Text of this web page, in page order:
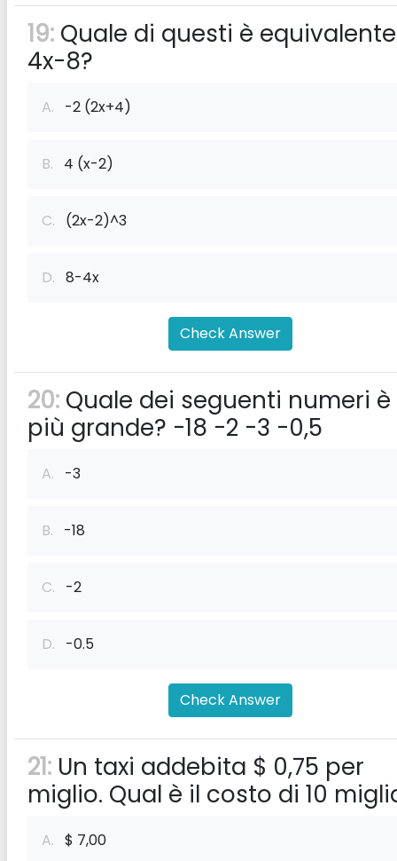
19: Quale di questi è
4x-8?
A. -2 (2x+4)
B. 4 (x-2)
C. (2x-2)^3
D. 8-4x
Check Answer
20: Quale dei seguenti numeri è
più grande? -18 -2 -3 -0,5
A. -3
B. -18
C. -2
D. -0.5
Check Answer
21: Un taxi addebita $ 0,75 per
miglio. Qual è il costo di 10
A. $ 7,00